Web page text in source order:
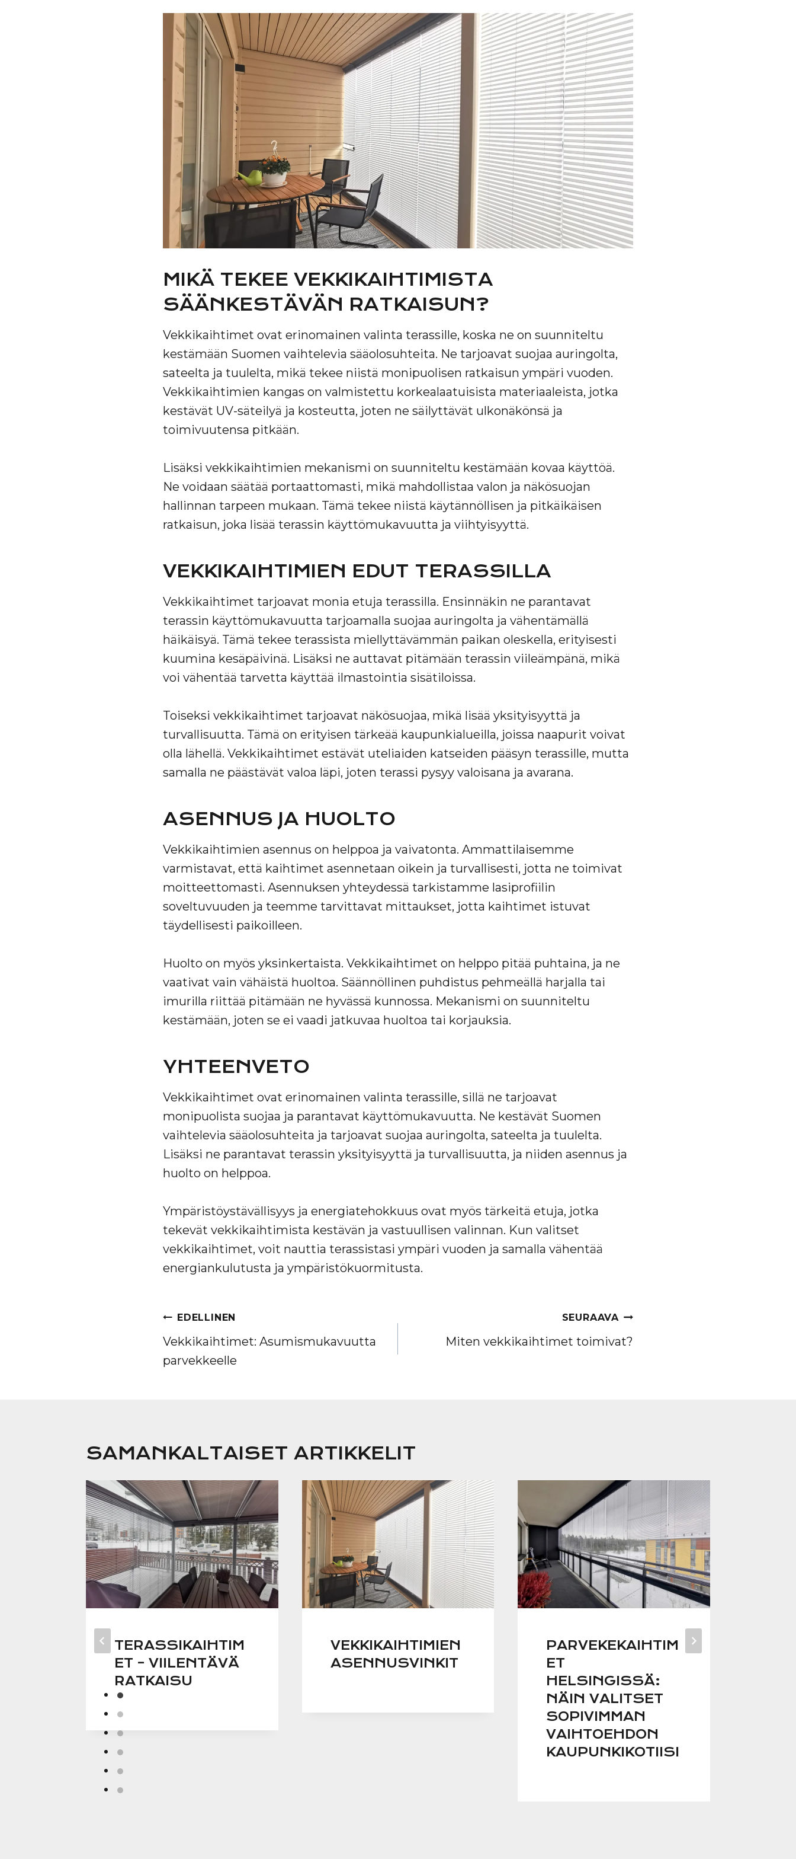
MIKÄ TEKEE VEKKIKAIHTIMISTA
SÄÄNKESTÄVÄN RATKAISUN?
Vekkikaihtimet ovat erinomainen valinta terassille, koska ne on suunniteltu
kestämään Suomen vaihtelevia sääolosuhteita. Ne tarjoavat suojaa auringolta,
sateelta ja tuulelta, mikä tekee niistä monipuolisen ratkaisun ympäri vuoden.
Vekkikaihtimien kangas on valmistettu korkealaatuisista materiaaleista, jotka
kestävät UV-säteilyä ja kosteutta, joten ne säilyttävät ulkonäkönsä ja
toimivuutensa pitkään.
Lisäksi vekkikaihtimien mekanismi on suunniteltu kestämään kovaa käyttöä.
Ne voidaan säätää portaattomasti, mikä mahdollistaa valon ja näkösuojan
hallinnan tarpeen mukaan. Tämä tekee niistä käytännöllisen ja pitkäikäisen
ratkaisun, joka lisää terassin käyttömukavuutta ja viihtyisyyttä.
VEKKIKAIHTIMIEN EDUT TERASSILLA
Vekkikaihtimet tarjoavat monia etuja terassilla. Ensinnäkin ne parantavat
terassin käyttömukavuutta tarjoamalla suojaa auringolta ja vähentämällä
häikäisyä. Tämä tekee terassista miellyttävämmän paikan oleskella, erityisesti
kuumina kesäpäivinä. Lisäksi ne auttavat pitämään terassin viileämpänä, mikä
voi vähentää tarvetta käyttää ilmastointia sisätiloissa.
Toiseksi vekkikaihtimet tarjoavat näkösuojaa, mikä lisää yksityisyyttä ja
turvallisuutta. Tämä on erityisen tärkeää kaupunkialueilla, joissa naapurit voivat
olla lähellä. Vekkikaihtimet estävät uteliaiden katseiden pääsyn terassille, mutta
samalla ne päästävät valoa läpi, joten terassi pysyy valoisana ja avarana.
ASENNUS JA HUOLTO
Vekkikaihtimien asennus on helppoa ja vaivatonta. Ammattilaisemme
varmistavat, että kaihtimet asennetaan oikein ja turvallisesti, jotta ne toimivat
moitteettomasti. Asennuksen yhteydessä tarkistamme lasiprofiilin
soveltuvuuden ja teemme tarvittavat mittaukset, jotta kaihtimet istuvat
täydellisesti paikoilleen.
Huolto on myös yksinkertaista. Vekkikaihtimet on helppo pitää puhtaina, ja ne
vaativat vain vähäistä huoltoa. Säännöllinen puhdistus pehmeällä harjalla tai
imurilla riittää pitämään ne hyvässä kunnossa. Mekanismi on suunniteltu
kestämään, joten se ei vaadi jatkuvaa huoltoa tai korjauksia.
YHTEENVETO
Vekkikaihtimet ovat erinomainen valinta terassille, sillä ne tarjoavat
monipuolista suojaa ja parantavat käyttömukavuutta. Ne kestävät Suomen
vaihtelevia sääolosuhteita ja tarjoavat suojaa auringolta, sateelta ja tuulelta.
Lisäksi ne parantavat terassin yksityisyyttä ja turvallisuutta, ja niiden asennus ja
huolto on helppoa.
Ympäristöystävällisyys ja energiatehokkuus ovat myös tärkeitä etuja, jotka
tekevät vekkikaihtimista kestävän ja vastuullisen valinnan. Kun valitset
vekkikaihtimet, voit nauttia terassistasi ympäri vuoden ja samalla vähentää
energiankulutusta ja ympäristökuormitusta.
ARTIKKELIEN
SELAUS
EDELLINEN
Vekkikaihtimet: Asumismukavuutta
parvekkeelle
SEURAAVA
Miten vekkikaihtimet toimivat?
SAMANKALTAISET ARTIKKELIT
TERASSIKAIHTIM
ET – VIILENTÄVÄ
RATKAISU
VEKKIKAIHTIMIEN
ASENNUSVINKIT
PARVEKEKAIHTIM
ET
HELSINGISSÄ:
NÄIN VALITSET
SOPIVIMMAN
VAIHTOEHDON
KAUPUNKIKOTIISI